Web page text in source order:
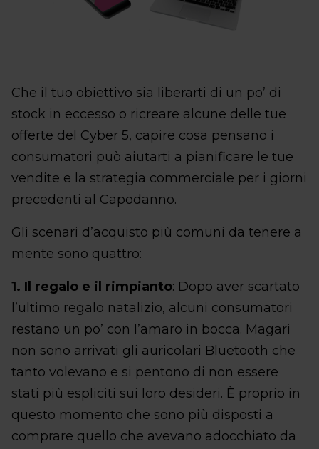
Che il tuo obiettivo sia liberarti di un po’ di
stock in eccesso o ricreare alcune delle tue
offerte del Cyber 5, capire cosa pensano i
consumatori può aiutarti a pianificare le tue
vendite e la strategia commerciale per i giorni
precedenti al Capodanno.
Gli scenari d’acquisto più comuni da tenere a
mente sono quattro:
1. Il regalo e il rimpianto: Dopo aver scartato
l’ultimo regalo natalizio, alcuni consumatori
restano un po’ con l’amaro in bocca. Magari
non sono arrivati gli auricolari Bluetooth che
tanto volevano e si pentono di non essere
stati più espliciti sui loro desideri. È proprio in
questo momento che sono più disposti a
comprare quello che avevano adocchiato da